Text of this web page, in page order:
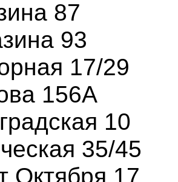
87
93
17/29
156А
10
35/45
Октября 17